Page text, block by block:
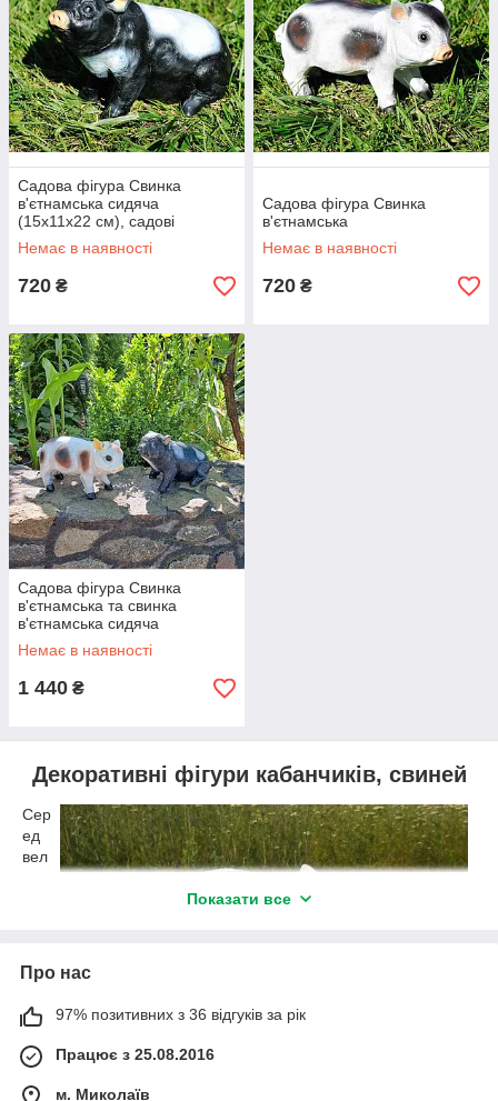
Садова фігура Свинка
в'єтнамська сидяча
(15х11х22 см), садові
статуетки, садові фігури з
полістоуну, фігурки в сад
Немає в наявності
720 ₴
Садова фігура Свинка
в'єтнамська
Немає в наявності
720 ₴
Садова фігура Свинка
в'єтнамська та свинка
в'єтнамська сидяча
Немає в наявності
1 440 ₴
Декоративні фігури кабанчиків, свиней
Сер
ед
вел
рти
мен
ту
на
наш
ому
сай
Показати все
Про нас
97% позитивних з 36 відгуків за рік
Працює з 25.08.2016
м. Миколаїв